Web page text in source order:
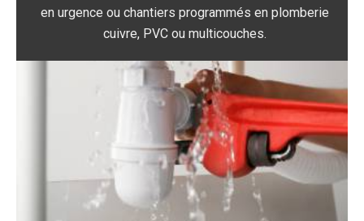
en urgence ou chantiers programmés en plomberie
cuivre, PVC ou multicouches.